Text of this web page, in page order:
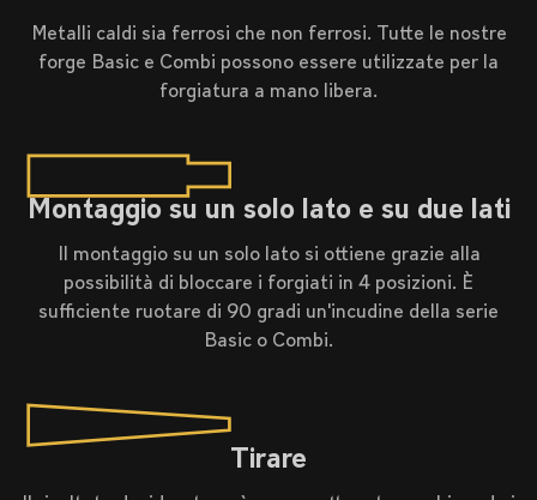
Metalli caldi sia ferrosi che non ferrosi. Tutte le nostre
forge Basic e Combi possono essere utilizzate per la
forgiatura a mano libera.
Montaggio su un solo lato e su due lati
Il montaggio su un solo lato si ottiene grazie alla
possibilità di bloccare i forgiati in 4 posizioni. È
sufficiente ruotare di 90 gradi un'incudine della serie
Basic o Combi.
Tirare